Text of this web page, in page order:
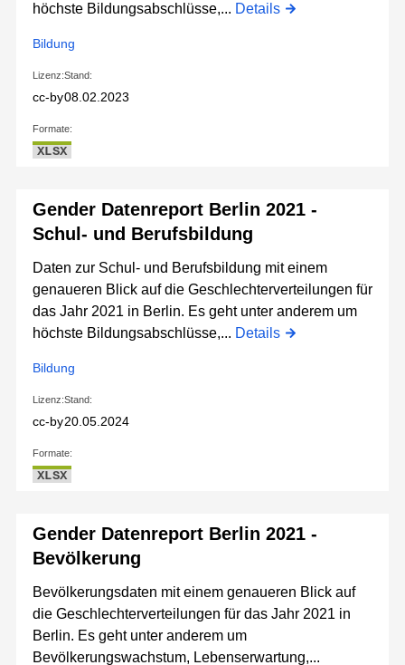
höchste Bildungsabschlüsse,... Details
Bildung
Lizenz:
cc-by
Stand:
08.02.2023
Formate:
XLSX
Gender Datenreport Berlin 2021 -
Schul- und Berufsbildung
Daten zur Schul- und Berufsbildung mit einem
genaueren Blick auf die Geschlechterverteilungen für
das Jahr 2021 in Berlin. Es geht unter anderem um
höchste Bildungsabschlüsse,... Details
Bildung
Lizenz:
cc-by
Stand:
20.05.2024
Formate:
XLSX
Gender Datenreport Berlin 2021 -
Bevölkerung
Bevölkerungsdaten mit einem genaueren Blick auf
die Geschlechterverteilungen für das Jahr 2021 in
Berlin. Es geht unter anderem um
Bevölkerungswachstum, Lebenserwartung,...